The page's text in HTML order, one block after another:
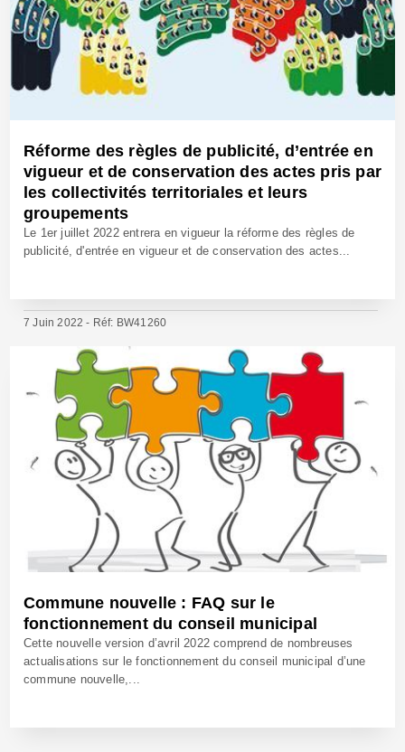
Réforme des règles de publicité, d’entrée en
vigueur et de conservation des actes pris par
les collectivités territoriales et leurs
groupements
Le 1er juillet 2022 entrera en vigueur la réforme des règles de
publicité, d'entrée en vigueur et de conservation des actes...
7 Juin 2022 - Réf: BW41260
Commune nouvelle : FAQ sur le
fonctionnement du conseil municipal
Cette nouvelle version d’avril 2022 comprend de nombreuses
actualisations sur le fonctionnement du conseil municipal d’une
commune nouvelle,...